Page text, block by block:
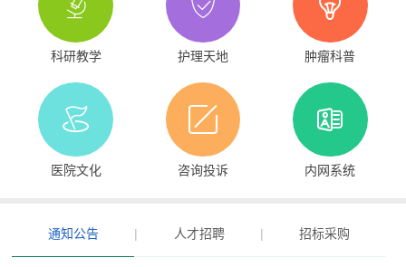
科研教学 护理天地 肿瘤科普
医院文化 咨询投诉 内网系统
通知公告 | 人才招聘 | 招标采购